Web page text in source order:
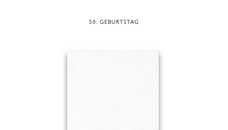
50. GEBURTSTAG